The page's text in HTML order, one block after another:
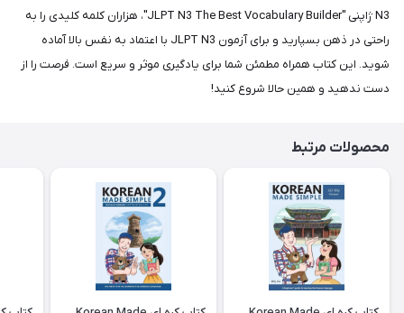
N3 ژاپنی "JLPT N3 The Best Vocabulary Builder"، هزاران کلمه کلیدی را به
راحتی در ذهن بسپارید و برای آزمون JLPT N3 با اعتماد به نفس بالا آماده
شوید. این کتاب همراه مطمئن شما برای یادگیری موثر و سریع است. فرصت را از
دست ندهید و همین حالا شروع کنید!
محصولات مرتبط